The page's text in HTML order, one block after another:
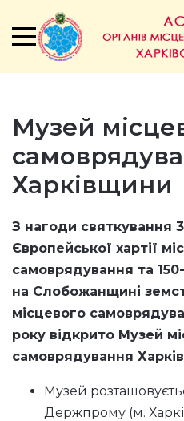
Музей
Харківщини
З нагоди святкування
Європейської хартії
самоврядування та
на Слобожанщині
місцевого
року відкрито Музей
самоврядування
Музей
Держпрому (м.